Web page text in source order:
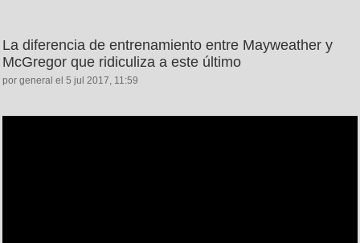
La diferencia de entrenamiento entre Mayweather y
McGregor que ridiculiza a este último
por general el 5 jul 2017, 11:59